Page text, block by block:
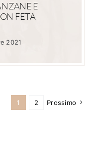
E
FETA
2021
1 2 Prossimo